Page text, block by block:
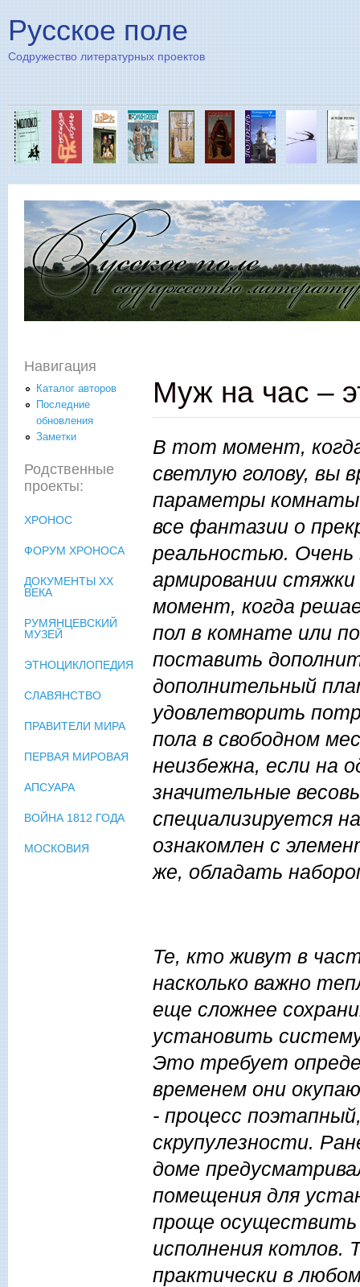
Русское поле
Содружество литературных проектов
Муж на час –
В тот момент,
светлую голову, вы
параметры
все фантазии о
реальностью.
армировании
момент, когда
пол в комнате или
поставить
дополнительный
удовлетворить
пола в свободном
неизбежна, если на
значительные
специализируется
ознакомлен с
же, обладать
Те, кто живут в
насколько важно
еще сложнее
установить
Это требует
временем они
- процесс
скрупулезности.
доме
помещения для
проще осуществить
исполнения
практически в
Навигация
Каталог авторов
Последние
обновления
Заметки
Родственные
проекты:
ХРОНОС
ФОРУМ ХРОНОСА
ДОКУМЕНТЫ XX
ВЕКА
РУМЯНЦЕВСКИЙ
МУЗЕЙ
ЭТНОЦИКЛОПЕДИЯ
СЛАВЯНСТВО
ПРАВИТЕЛИ МИРА
ПЕРВАЯ МИРОВАЯ
АПСУАРА
ВОЙНА 1812 ГОДА
МОСКОВИЯ